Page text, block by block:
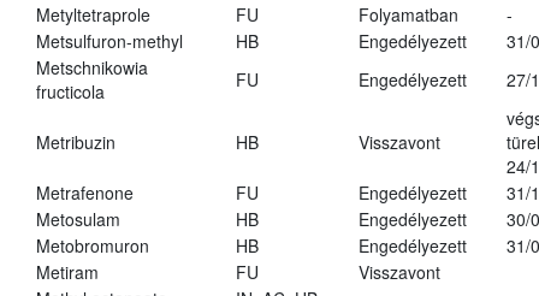
Metyltetraprole
FU Folyamatban
-
Metsulfuron-methyl
HB Engedélyezett
31/
Metschnikowia
fructicola
FU Engedélyezett 27/
Metribuzin HB Visszavont
24/
Metrafenone
FU Engedélyezett
31/
Metosulam
HB Engedélyezett
30/
Metobromuron
HB Engedélyezett
31/
Metiram
FU
Visszavont